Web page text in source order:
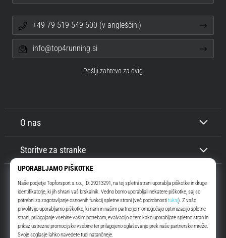
Top4Running.si
Že več kot 16 let vas motiviramo, da se odpravite ven in tečete. Hitreje. Z
nami. Vsak dan.
O nas
Storitve za stranke
+49 79 519 549 600 (v angleščini)
info@top4running.si
Pošlji zahtevo za dvig